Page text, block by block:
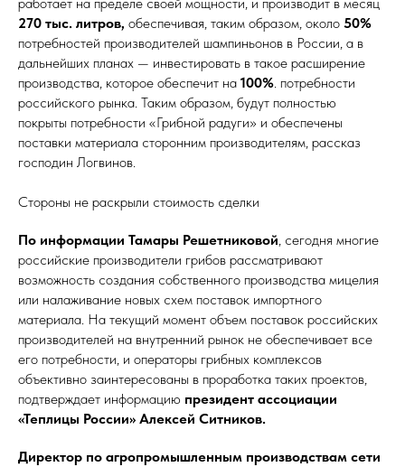
270 тыс. литров, обеспечивая, таким образом, около 50%
потребностей производителей шампиньонов в России, а в
дальнейших планах — инвестировать в такое расширение
производства, которое обеспечит на 100%. потребности
российского рынка. Таким образом, будут полностью
покрыты потребности «Грибной радуги» и обеспечены
поставки материала сторонним производителям, рассказ
господин Логвинов.
Стороны не раскрыли стоимость сделки
По информации Тамары Решетниковой, сегодня многие
российские производители грибов рассматривают
возможность создания собственного производства мицелия
или налаживание новых схем поставок импортного
материала. На текущий момент объем поставок российских
производителей на внутренний рынок не обеспечивает все
его потребности, и операторы грибных комплексов
объективно заинтересованы в проработка таких проектов,
подтверждает информацию президент ассоциации
«Теплицы России» Алексей Ситников.
Директор по агропромышленным производствам сети